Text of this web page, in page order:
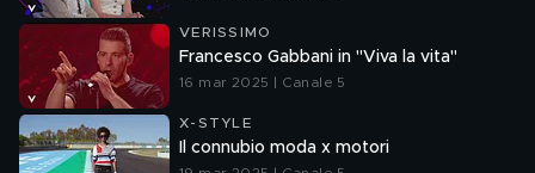
VERISSIMO
Francesco Gabbani in "Viva la vita"
16 mar 2025 | Canale 5
X-STYLE
Il connubio moda x motori